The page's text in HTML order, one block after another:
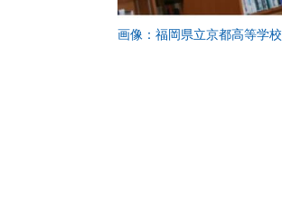
画像：福岡県立京都高等学校